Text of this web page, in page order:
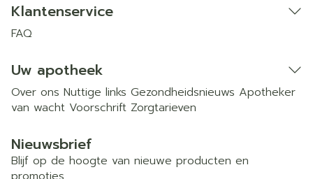
Klantenservice
FAQ
Uw apotheek
Over ons Nuttige links Gezondheidsnieuws Apotheker
van wacht Voorschrift Zorgtarieven
Nieuwsbrief
Blijf op de hoogte van nieuwe producten en